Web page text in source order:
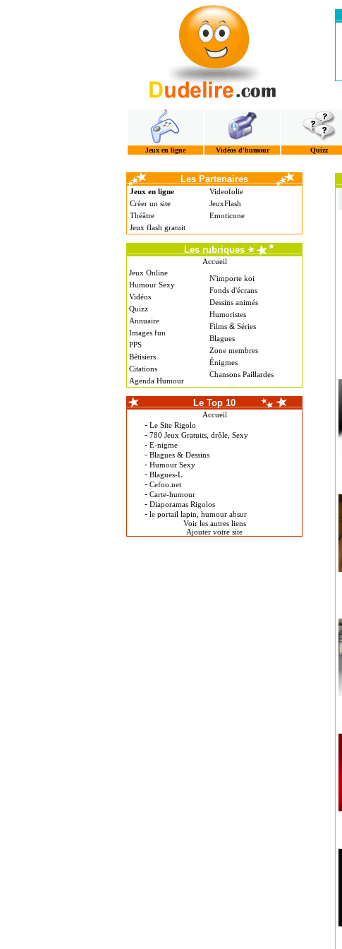
Jeux en ligne Vidéos d'humour Quizz
Les Partenaires
Jeux en ligne
Créer un site
Théâtre
Jeux flash gratuit
Videofolie
JeuxFlash
Emoticone
Les rubriques
Accueil
Jeux Online
Humour Sexy
Vidéos
Quizz
Annuaire
Images fun
PPS
Bétisiers
Citations
Agenda Humour
N'importe koi
Fonds d'écrans
Dessins animés
Humoristes
Films & Séries
Blagues
Zone membres
Énigmes
Chansons Paillardes
Le Top 10
Accueil
- Le Site Rigolo
- 780 Jeux Gratuits, drôle, Sexy
- E-nigme
- Blagues & Dessins
- Humour Sexy
- Blagues-L
- Cefoo.net
- Carte-humour
- Diaporamas Rigolos
- le portail lapin, humour absur
Voir les autres liens
Ajouter votre site